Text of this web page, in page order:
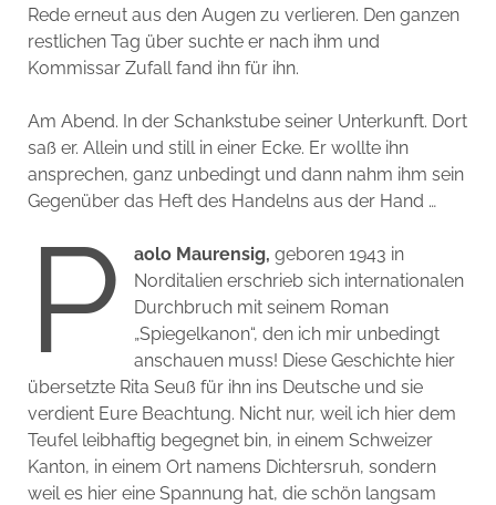
Rede erneut aus den Augen zu verlieren. Den ganzen
restlichen Tag über suchte er nach ihm und
Kommissar Zufall fand ihn für ihn.
Am Abend. In der Schankstube seiner Unterkunft. Dort
saß er. Allein und still in einer Ecke. Er wollte ihn
ansprechen, ganz unbedingt und dann nahm ihm sein
Gegenüber das Heft des Handelns aus der Hand …
P aolo Maurensig, geboren 1943 in
Norditalien erschrieb sich internationalen
Durchbruch mit seinem Roman
„Spiegelkanon“, den ich mir unbedingt
anschauen muss! Diese Geschichte hier
übersetzte Rita Seuß für ihn ins Deutsche und sie
verdient Eure Beachtung. Nicht nur, weil ich hier dem
Teufel leibhaftig begegnet bin, in einem Schweizer
Kanton, in einem Ort namens Dichtersruh, sondern
weil es hier eine Spannung hat, die schön langsam